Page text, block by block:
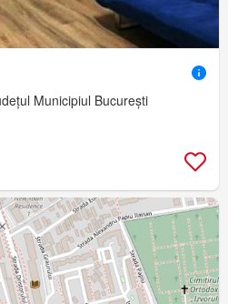
Municipiul București